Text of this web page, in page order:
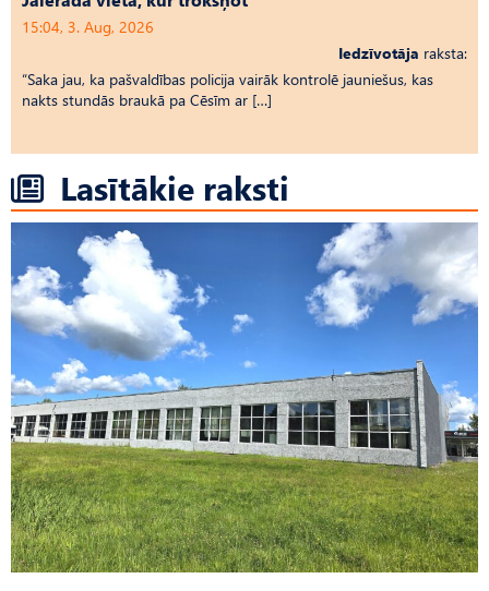
15:04, 3. Aug, 2026
Iedzīvotāja raksta:
“Saka jau, ka pašvaldības policija vairāk kontrolē jauniešus, kas
nakts stundās braukā pa Cēsīm ar […]
Lasītākie raksti